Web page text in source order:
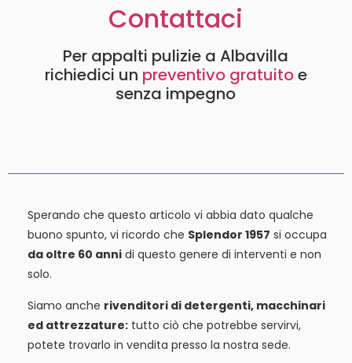
Contattaci
Per appalti pulizie a Albavilla
richiedici un preventivo gratuitoe
senza impegno
Sperando che questo articolo vi abbia dato qualche
buono spunto, vi ricordo che Splendor 1957 si occupa
da oltre 60 anni di questo genere di interventi e non
solo.
Siamo anche rivenditori di detergenti, macchinari
ed attrezzature: tutto ciò che potrebbe servirvi,
potete trovarlo in vendita presso la nostra sede.